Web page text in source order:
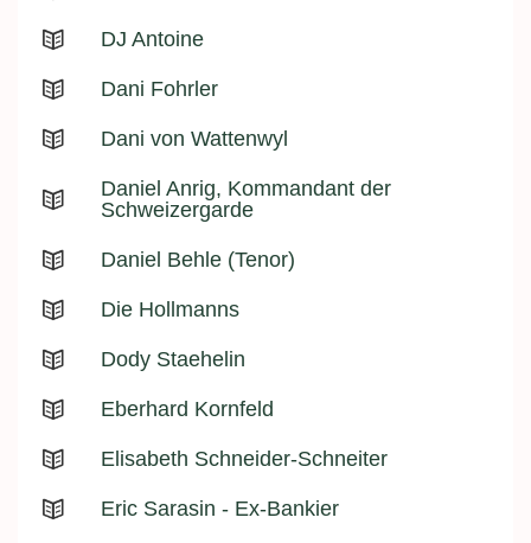
DJ Antoine
Dani Fohrler
Dani von Wattenwyl
Daniel Anrig, Kommandant der
Schweizergarde
Daniel Behle (Tenor)
Die Hollmanns
Dody Staehelin
Eberhard Kornfeld
Elisabeth Schneider-Schneiter
Eric Sarasin - Ex-Bankier